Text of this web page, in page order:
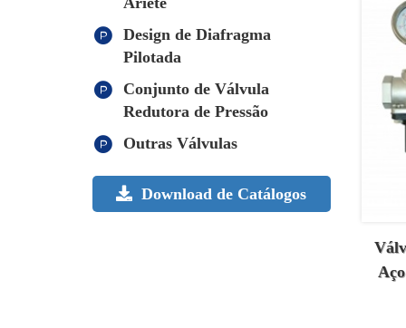
Design de Diafragma
Pilotada
Conjunto de Válvula
Redutora de Pressão
Outras Válvulas
Download de Catálogos